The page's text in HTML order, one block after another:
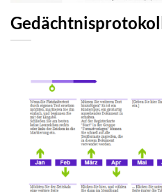
Gedächtnisprotokoll